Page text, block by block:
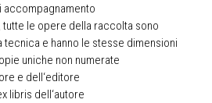
accompagnamento
tutte le opere della raccolta sono
e hanno le stesse dimensioni
uniche non numerate
e dell‘editore
libris dell‘autore